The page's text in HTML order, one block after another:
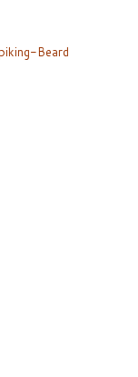
Beard